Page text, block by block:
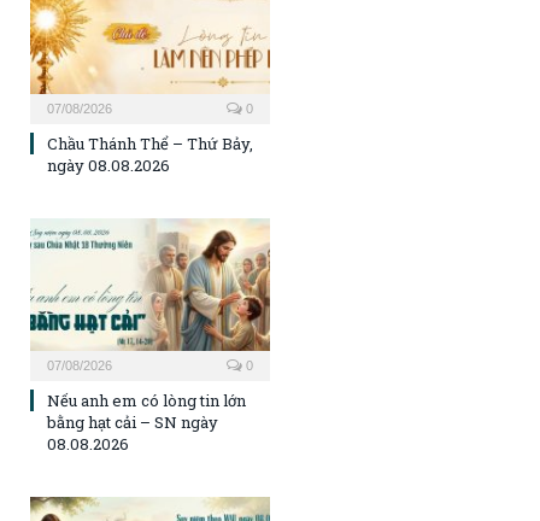
07/08/2026 0
Chầu Thánh Thể – Thứ Bảy,
ngày 08.08.2026
07/08/2026 0
Nếu anh em có lòng tin lớn
bằng hạt cải – SN ngày
08.08.2026